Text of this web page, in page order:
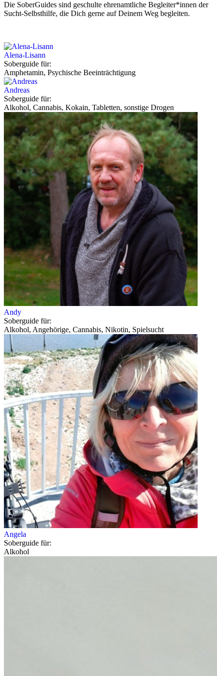
Die SoberGuides sind geschulte ehrenamtliche Begleiter*innen der
Sucht-Selbsthilfe, die Dich gerne auf Deinem Weg begleiten.
Alena-Lisann
Soberguide für:
Amphetamin, Psychische Beeinträchtigung
Andreas
Soberguide für:
Alkohol, Cannabis, Kokain, Tabletten, sonstige Drogen
Andy
Soberguide für:
Alkohol, Angehörige, Cannabis, Nikotin, Spielsucht
Angela
Soberguide für:
Alkohol